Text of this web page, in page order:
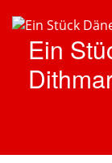
Hauptinhalt
springen
Ein